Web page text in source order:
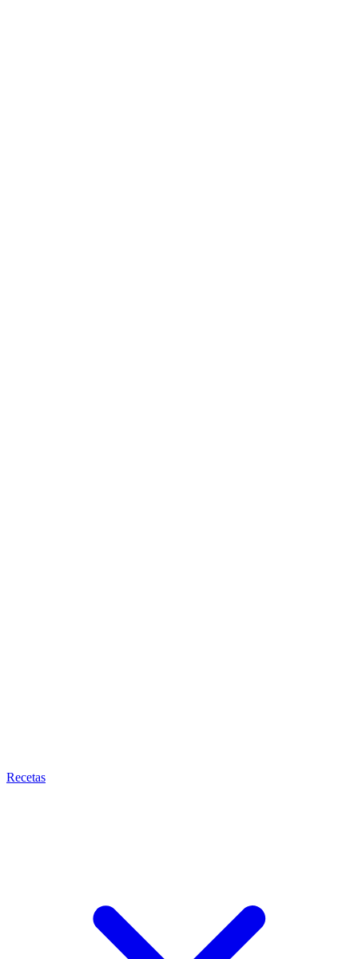
Recetas